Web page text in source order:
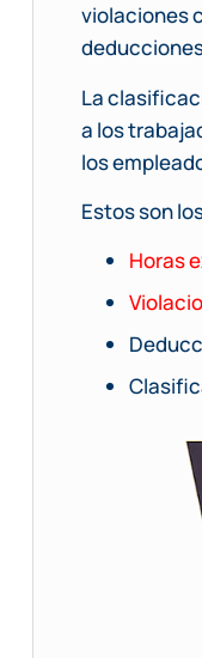
violaciones
La
a los
los
Estos son
Horas